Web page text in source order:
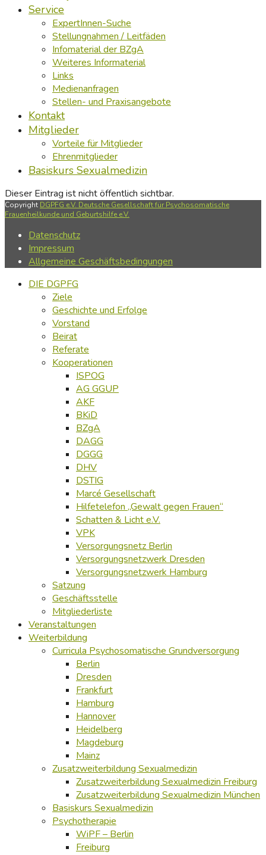
Service
ExpertInnen-Suche
Stellungnahmen / Leitfäden
Infomaterial der BZgA
Weiteres Informaterial
Links
Medienanfragen
Stellen- und Praxisangebote
Kontakt
Mitglieder
Vorteile für Mitglieder
Ehrenmitglieder
Basiskurs Sexualmedizin
Dieser Eintrag ist nicht öffentlich sichtbar.
Copyright DGPFG e.V. Deutsche Gesellschaft für Psychosomatische
Frauenheilkunde und Geburtshilfe e.V.
Datenschutz
Impressum
Allgemeine Geschäftsbedingungen
DIE DGPFG
Ziele
Geschichte und Erfolge
Vorstand
Beirat
Referate
Kooperationen
ISPOG
AG GGUP
AKF
BKiD
BZgA
DAGG
DGGG
DHV
DSTIG
Marcé Gesellschaft
Hilfetelefon „Gewalt gegen Frauen“
Schatten & Licht e.V.
VPK
Versorgungsnetz Berlin
Versorgungsnetzwerk Dresden
Versorgungsnetzwerk Hamburg
Satzung
Geschäftsstelle
Mitgliederliste
Veranstaltungen
Weiterbildung
Curricula Psychosomatische Grundversorgung
Berlin
Dresden
Frankfurt
Hamburg
Hannover
Heidelberg
Magdeburg
Mainz
Zusatzweiterbildung Sexualmedizin
Zusatzweiterbildung Sexualmedizin Freiburg
Zusatzweiterbildung Sexualmedizin München
Basiskurs Sexualmedizin
Psychotherapie
WiPF – Berlin
Freiburg